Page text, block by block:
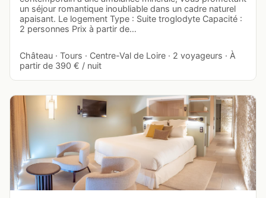
un séjour romantique inoubliable dans un cadre naturel
apaisant. Le logement Type : Suite troglodyte Capacité :
2 personnes Prix à partir de…
Château · Tours · Centre-Val de Loire · 2 voyageurs · À
partir de 390 € / nuit